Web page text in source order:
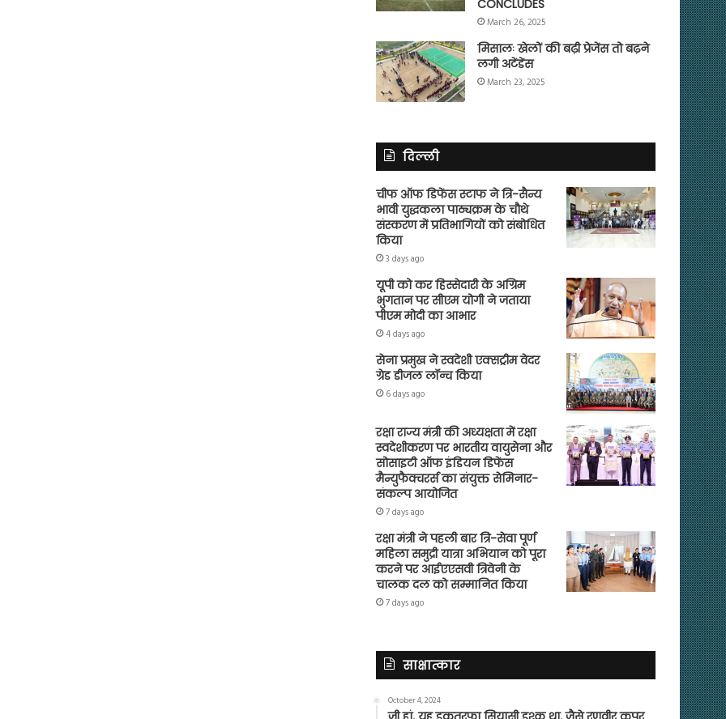
CONCLUDES
March 26, 2025
मिसालः खेलों की बढ़ी प्रेजेंस तो बढ़ने
लगी अटेंडेंस
March 23, 2025
दिल्ली
चीफ ऑफ डिफेंस स्टाफ ने त्रि-सैन्य
भावी युद्धकला पाठ्यक्रम के चौथे
संस्करण में प्रतिभागियों को संबोधित
किया
3 days ago
यूपी को कर हिस्सेदारी के अग्रिम
भुगतान पर सीएम योगी ने जताया
पीएम मोदी का आभार
4 days ago
सेना प्रमुख ने स्वदेशी एक्सट्रीम वेदर
ग्रेड डीजल लॉन्च किया
6 days ago
रक्षा राज्य मंत्री की अध्यक्षता में रक्षा
स्वदेशीकरण पर भारतीय वायुसेना और
सोसाइटी ऑफ इंडियन डिफेंस
मैन्युफैक्चरर्स का संयुक्त सेमिनार-
संकल्प आयोजित
7 days ago
रक्षा मंत्री ने पहली बार त्रि-सेवा पूर्ण
महिला समुद्री यात्रा अभियान को पूरा
करने पर आईएएसवी त्रिवेनी के
चालक दल को सम्मानित किया
7 days ago
साक्षात्कार
October 4, 2024